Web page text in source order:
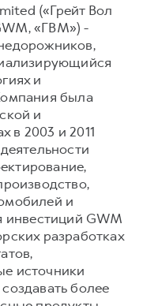
(«Грейт Вол
«ГВМ») -
и
была
и
в 2003 и 2011
и
инвестиций GWM
разработках
источники
более